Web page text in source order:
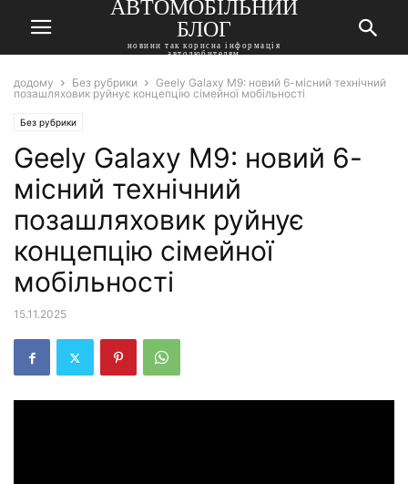
АВТОМОБІЛЬНИЙ
БЛОГ
новини так корисна інформація
автолюбителям
додому Без рубрики
Geely Galaxy M9: новий 6-місний технічний
позашляховик руйнує концепцію сімейної мобільності
Без рубрики
Geely Galaxy M9: новий 6-
місний технічний
позашляховик руйнує
концепцію сімейної
мобільності
15.11.2025